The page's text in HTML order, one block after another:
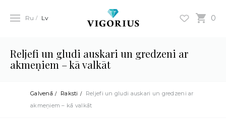
0
Ru Lv
Reljefi un gludi auskari un gredzeni ar
akmeņiem – kā valkāt
Galvenā Raksti
Reljefi un gludi auskari un gredzeni ar
akmeņiem – kā valkāt